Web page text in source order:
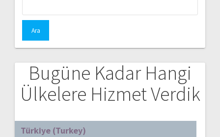
Bugüne Kadar Hangi
Ülkelere Hizmet Verdik
Türkiye (Turkey)